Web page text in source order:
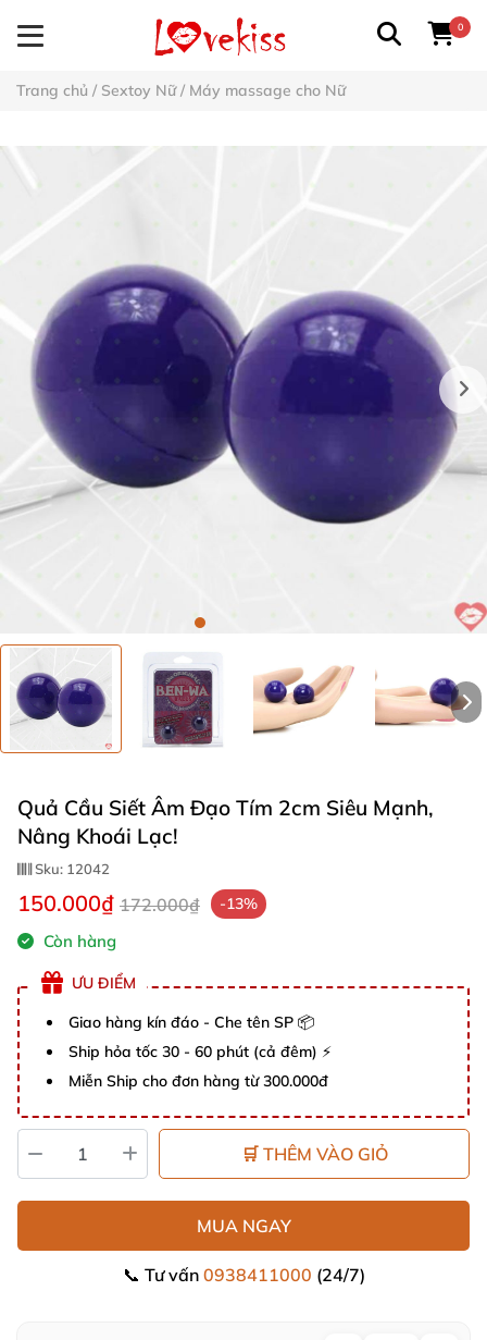
0
Trang chủ / Sextoy Nữ/ Máy massage cho Nữ
Quả Cầu Siết Âm Đạo Tím 2cm Siêu Mạnh,
Nâng Khoái Lạc!
Sku: 12042
150.000₫ 172.000₫ -13%
Còn hàng
ƯU ĐIỂM
Giao hàng kín đáo - Che tên SP 📦
Ship hỏa tốc 30 - 60 phút (cả đêm) ⚡
Miễn Ship cho đơn hàng từ 300.000đ
🛒 THÊM VÀO GIỎ
MUA NGAY
📞 Tư vấn 0938411000 (24/7)